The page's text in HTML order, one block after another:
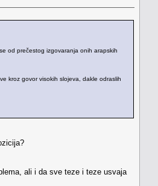
od prečestog izgovaranja onih arapskih
kroz govor visokih slojeva, dakle odraslih
ali i da sve teze i teze usvaja